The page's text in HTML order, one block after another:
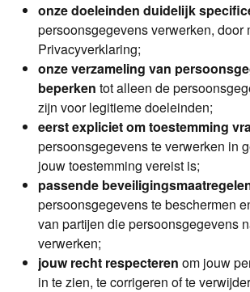
onze doeleinden duidelijk
persoonsgegevens verwerken, door
Privacyverklaring;
onze verzameling van
beperken tot alleen de
zijn voor legitieme doeleinden;
eerst expliciet om toestemming
persoonsgegevens te verwerken in
jouw toestemming vereist is;
passende
persoonsgegevens te beschermen
van partijen die persoonsgegevens
verwerken;
jouw recht respecteren om jouw
in te zien, te corrigeren of te